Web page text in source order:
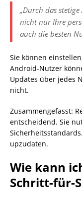
„Durch das
nicht nur Ihre
auch die besten
Sie können
Android-Nutzer
Updates über jedes
nicht.
Zusammengefasst:
entscheidend. Sie
upzudaten.
Wie kann
Schritt-für-